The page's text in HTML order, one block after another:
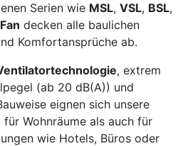
Serien wie MSL, VSL, BSL,
decken alle baulichen
Komfortansprüche ab.
, extrem
(ab 20 dB(A)) und
eignen sich unsere
Wohnräume als auch für
wie Hotels, Büros oder